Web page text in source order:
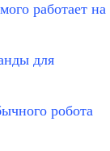
работает на
для
робота